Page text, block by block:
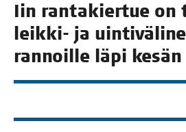
Iin ran­ta­kier­tue on
leik­ki- ja
ran­noil­le läpi kesän